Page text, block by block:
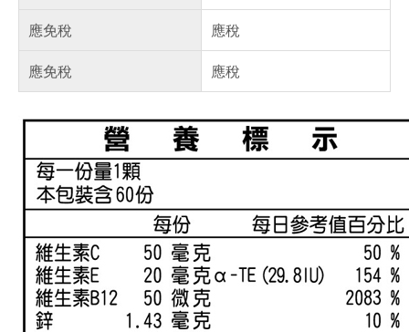
應免稅
應稅
應免稅
應稅